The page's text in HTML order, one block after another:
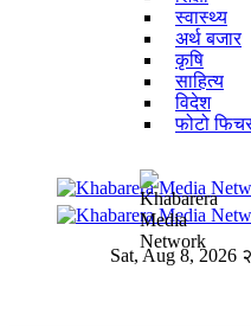
स्वास्थ्य
अर्थ बजार
कृषि
साहित्य
विदेश
फोटो
Sat, Aug 8, 2026